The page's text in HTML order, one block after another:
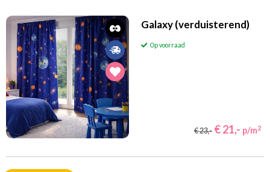
Galaxy (verduisterend)
Op voorraad
€ 23,- € 21,- p/m2